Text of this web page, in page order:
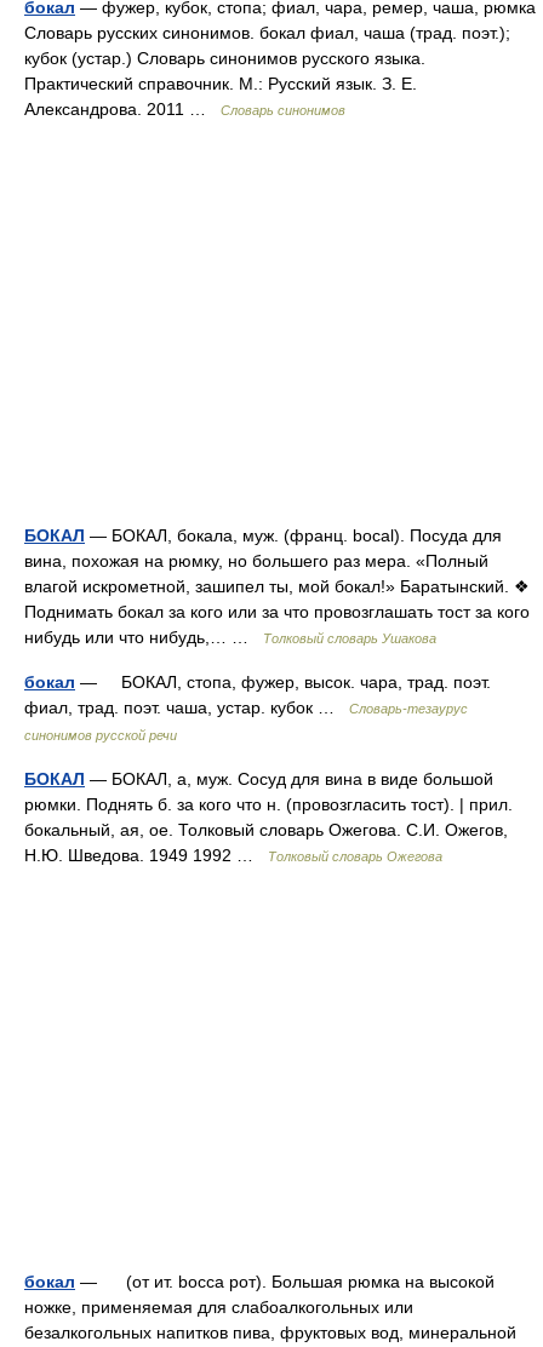
бокал — фужер, кубок, стопа; фиал, чара, ремер, чаша, рюмка
Словарь русских синонимов. бокал фиал, чаша (трад. поэт.);
кубок (устар.) Словарь синонимов русского языка.
Практический справочник. М.: Русский язык. З. Е.
Александрова. 2011 …
Словарь синонимов
БОКАЛ — БОКАЛ, бокала, муж. (франц. bocal). Посуда для
вина, похожая на рюмку, но большего раз мера. «Полный
влагой искрометной, зашипел ты, мой бокал!» Баратынский. ❖
Поднимать бокал за кого или за что провозглашать тост за кого
нибудь или что нибудь,… …
Толковый словарь Ушакова
бокал — БОКАЛ, стопа, фужер, высок. чара, трад. поэт.
фиал, трад. поэт. чаша, устар. кубок …
Словарь-тезаурус
синонимов русской речи
БОКАЛ — БОКАЛ, а, муж. Сосуд для вина в виде большой
рюмки. Поднять б. за кого что н. (провозгласить тост). | прил.
бокальный, ая, ое. Толковый словарь Ожегова. С.И. Ожегов,
Н.Ю. Шведова. 1949 1992 …
Толковый словарь Ожегова
бокал — (от ит. bocca рот). Большая рюмка на высокой
ножке, применяемая для слабоалкогольных или
безалкогольных напитков пива, фруктовых вод, минеральной